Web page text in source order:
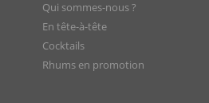
Qui sommes-nous ?
En tête-à-tête
Cocktails
Rhums en promotion